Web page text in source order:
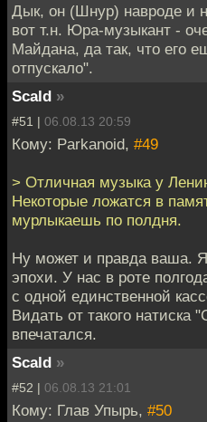
Дык, он (Шнур) навроде и
вот т.н. Юра-музыкант -
Майдана, да так, что его
отпускало".
Scald »
#51 | 06.08.13 20:59
Кому: Parkanoid, #49
> Отличная музыка у
Некоторые ложатся в
мурлыкаешь по полдня.
Ну может и правда ваша.
эпохи. У нас в роте
с одной единственной
Видать от такого натиска
впечатался.
Scald »
#52 | 06.08.13 21:01
Кому: Глав Упырь, #50